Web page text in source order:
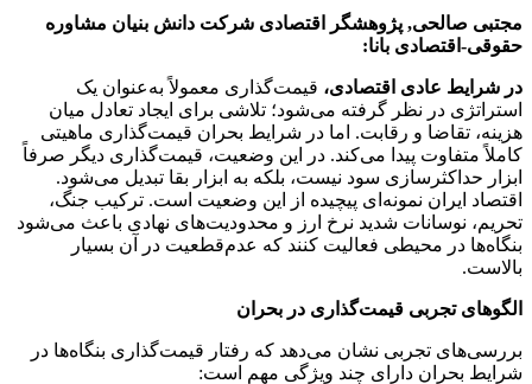
مجتبی صالحی, پژوهشگر اقتصادی شرکت دانش بنیان مشاوره
حقوقی-اقتصادی بانا:
در شرایط عادی اقتصادی، قیمت‌گذاری معمولاً به‌عنوان یک
استراتژی در نظر گرفته می‌شود؛ تلاشی برای ایجاد تعادل میان
هزینه، تقاضا و رقابت. اما در شرایط بحران قیمت‌گذاری ماهیتی
کاملاً متفاوت پیدا می‌کند. در این وضعیت، قیمت‌گذاری دیگر صرفاً
ابزار حداکثرسازی سود نیست، بلکه به ابزار بقا تبدیل می‌شود.
اقتصاد ایران نمونه‌ای پیچیده از این وضعیت است. ترکیب جنگ،
تحریم، نوسانات شدید نرخ ارز و محدودیت‌های نهادی باعث می‌شود
بنگاه‌ها در محیطی فعالیت کنند که عدم‌قطعیت در آن بسیار
بالاست.
الگوهای تجربی قیمت‌گذاری در بحران
بررسی‌های تجربی نشان می‌دهد که رفتار قیمت‌گذاری بنگاه‌ها در
شرایط بحران دارای چند ویژگی مهم است: